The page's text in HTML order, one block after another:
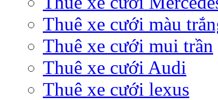
Thuê xe cưới màu
Thuê xe cưới mui trần
Thuê xe cưới Audi
Thuê xe cưới lexus